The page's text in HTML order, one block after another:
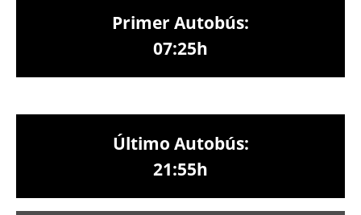
Primer Autobús:
07:25h
Último Autobús:
21:55h